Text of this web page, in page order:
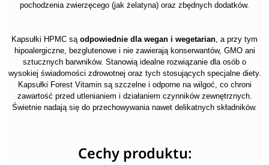
pochodzenia zwierzęcego (jak żelatyna) oraz zbędnych dodatków.
Kapsułki HPMC są odpowiednie dla wegan i wegetarian, a przy tym
hipoalergiczne, bezglutenowe i nie zawierają konserwantów, GMO ani
sztucznych barwników. Stanowią idealne rozwiązanie dla osób o
wysokiej świadomości zdrowotnej oraz tych stosujących specjalne diety.
Kapsułki Forest Vitamin są szczelne i odporne na wilgoć, co chroni
zawartość przed utlenianiem i działaniem czynników zewnętrznych.
Świetnie nadają się do przechowywania nawet delikatnych składników.
Cechy produktu: